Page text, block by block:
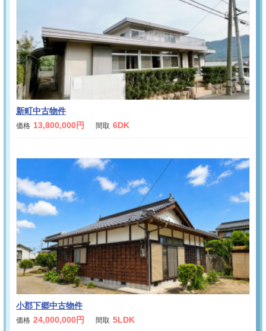
新町中古物件
価格 13,800,000円 間取 6DK
小郡下郷中古物件
価格 24,000,000円 間取 5LDK